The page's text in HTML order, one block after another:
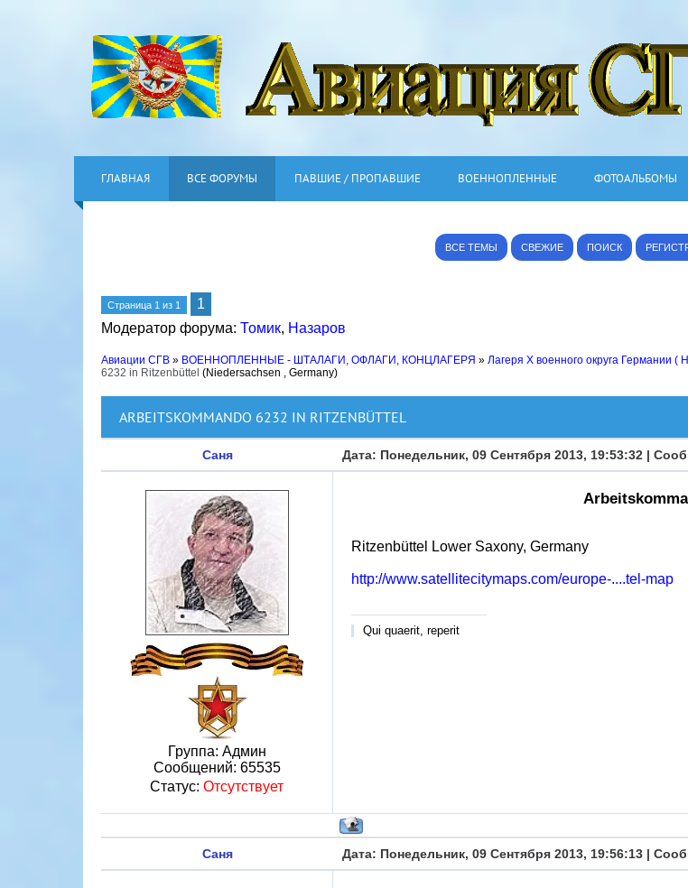
ГЛАВНАЯ ВСЕ ФОРУМЫ ПАВШИЕ / ПРОПАВШИЕ ВОЕННОПЛЕННЫЕ ФОТОАЛЬБОМЫ
ВСЕ ТЕМЫ СВЕЖИЕ ПОИСК
Страница 1 из 1
1
Модератор форума: Томик, Назаров
Авиации СГВ » ВОЕННОПЛЕННЫЕ - ШТАЛАГИ, ОФЛАГИ, КОНЦЛАГЕРЯ » Лагеря X военного округа Германии (
6232 in Ritzenbüttel (Niedersachsen , Germany)
ARBEITSKOMMANDO 6232 IN RITZENBÜTTEL
Саня Дата: Понедельник, 09 Сентября 2013, 19:53:32 |
Группа: Админ
Сообщений: 65535
Статус: Отсутствует
Ritzenbüttel Lower Saxony, Germany
http://www.satellitecitymaps.com/europe-....tel-map
Qui quaerit, reperit
Саня Дата: Понедельник, 09 Сентября 2013, 19:56:13 |